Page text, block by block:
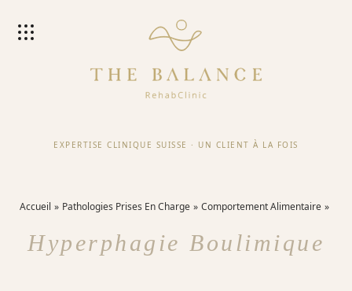
EXPERTISE CLINIQUE SUISSE · UN CLIENT À LA FOIS
Accueil Pathologies Prises En Charge Comportement Alimentaire
Hyperphagie Boulimique